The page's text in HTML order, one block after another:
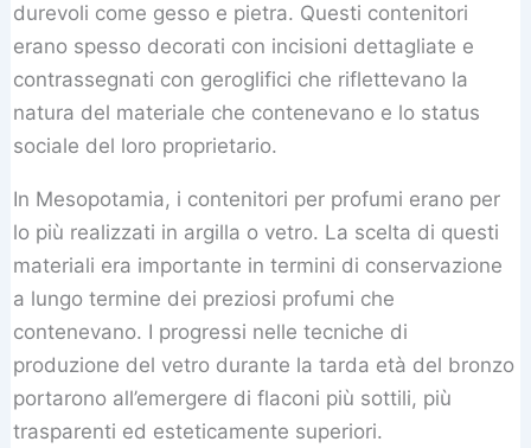
durevoli come gesso e pietra. Questi contenitori
erano spesso decorati con incisioni dettagliate e
contrassegnati con geroglifici che riflettevano la
natura del materiale che contenevano e lo status
sociale del loro proprietario.
In Mesopotamia, i contenitori per profumi erano per
lo più realizzati in argilla o vetro. La scelta di questi
materiali era importante in termini di conservazione
a lungo termine dei preziosi profumi che
contenevano. I progressi nelle tecniche di
produzione del vetro durante la tarda età del bronzo
portarono all’emergere di flaconi più sottili, più
trasparenti ed esteticamente superiori.